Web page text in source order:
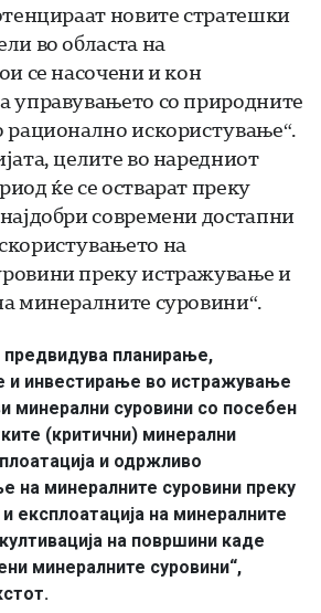
новите стратешки
во областа на
се насочени и кон
управувањето со природните
рационално искористување“.
целите во наредниот
ќе се остварат преку
современи достапни
на
преку истражување и
минералните суровини“.
предвидува планирање,
и инвестирање во истражување
минерални суровини со посебен
(критични) минерални
и одржливо
на минералните суровини преку
експлоатација на минералните
на површини каде
минералните суровини“,